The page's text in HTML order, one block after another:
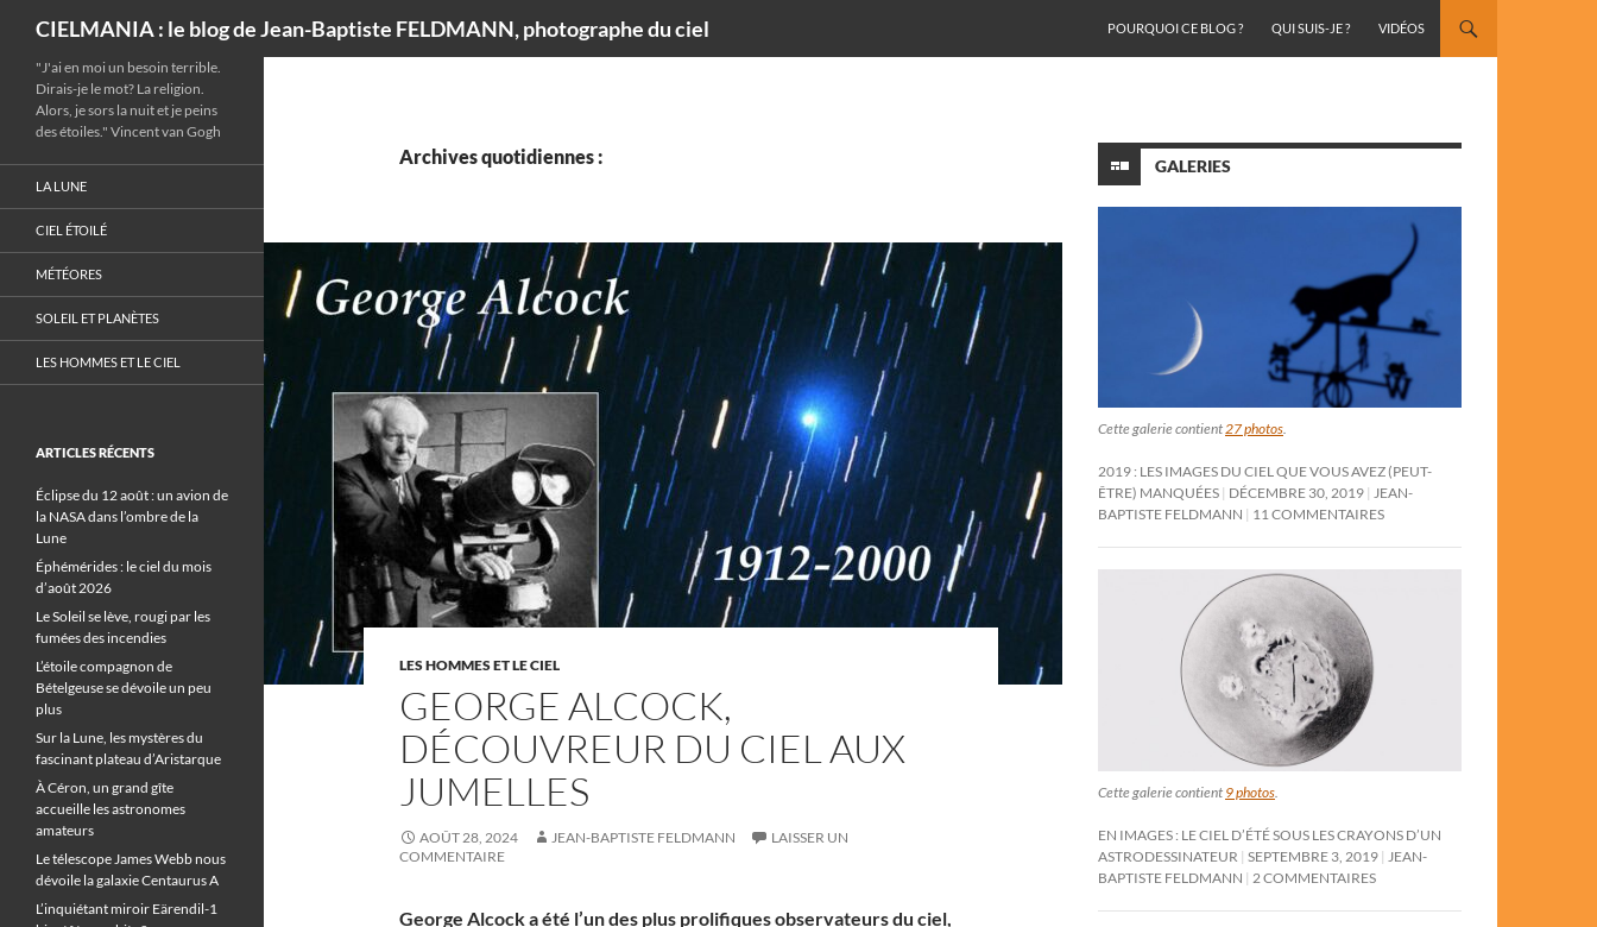
CIELMANIA : le blog de Jean-Baptiste FELDMANN, photographe du ciel
POURQUOI CE BLOG ?
QUI SUIS-JE ? VIDÉOS
Archives quotidiennes :
LES HOMMES ET LE CIEL
GEORGE ALCOCK,
DÉCOUVREUR DU CIEL AUX
JUMELLES
AOÛT 28, 2024 JEAN-BAPTISTE FELDMANN
LAISSER UN
COMMENTAIRE
George Alcock a été l’un des plus prolifiques observateurs du ciel,
GALERIES
Cette galerie contient27 photos.
2019 : LES IMAGES DU CIEL QUE VOUS AVEZ (PEUT-
ÊTRE) MANQUÉES DÉCEMBRE 30, 2019 JEAN-
BAPTISTE FELDMANN
11 COMMENTAIRES
Cette galerie contient 9 photos
EN IMAGES : LE CIEL D’ÉTÉ SOUS LES CRAYONS D’UN
ASTRODESSINATEUR SEPTEMBRE 3, 2019
JEAN-
BAPTISTE FELDMANN
2 COMMENTAIRES
"J'ai en moi un besoin terrible.
Dirais-je le mot? La religion.
Alors, je sors la nuit et je peins
des étoiles." Vincent van Gogh
LA LUNE
CIEL ÉTOILÉ
MÉTÉORES
SOLEIL ET PLANÈTES
LES HOMMES ET LE CIEL
ARTICLES RÉCENTS
Éclipse du 12 août : un avion de
la NASA dans l’ombre de la
Lune
Éphémérides : le ciel du mois
d’août 2026
Le Soleil se lève, rougi par les
fumées des incendies
L’étoile compagnon de
Bételgeuse se dévoile un peu
plus
Sur la Lune, les mystères du
fascinant plateau d’Aristarque
À Céron, un grand gîte
accueille les astronomes
amateurs
Le télescope James Webb nous
dévoile la galaxie Centaurus A
L’inquiétant miroir Eärendil-1